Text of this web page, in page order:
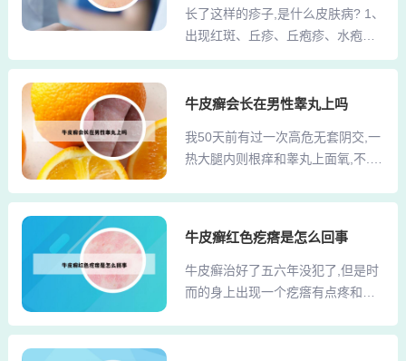
炎症刺激导致的，炎症好了以后，
之后结痂引起的变黑色了。你好，
你这种情况不排除是过敏所导致
物进行对症的治疗看看的 可用点维
饮食上不用辛辣刺激的食物 防止过
敏的情况。具体应遵循临床医师的
指导，祝身体健康。红疙瘩...
长了这样的疹子,是什么皮肤病? 1、
出现红斑、丘疹、丘疱疹、水疱、
糜烂、渗出这样的皮疹。可能就是
口服盐酸左西替利嗪胶囊，外用炉
涂抹治疗。2、湿疹是一种常见的皮
肤病，可能与外界刺激或饮食过敏
氟芬那酸丁酯软膏外涂。 湿疹可能
皮肤而引发。 应积极处理，并到皮
肤科进行相关检查，找出确切原
牛皮癣会长在男性睾丸上吗
我50天前有过一次高危无套阴交,一
热大腿内则根痒和睾丸上面氧,不...
疣：常在性接触后3周一8个月发
皮系带、尿道口等处，是柔软乳头
状肉疙瘩，呈灰白、淡黄或粉红
色，触之易出血。可以是单个，也
疗可用激光或电离子切除。一方面
牛皮癣红色疙瘩是怎么回事
牛皮癣治好了五六年没犯了,但是时
而的身上出现一个疙瘩有点疼和痒
可能源于过敏或皮炎。此时，可考